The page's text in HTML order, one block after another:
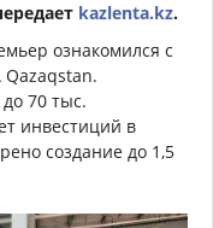
kazlenta.kz.
ознакомился с
Qazaqstan.
70 тыс.
инвестиций в
создание до 1,5